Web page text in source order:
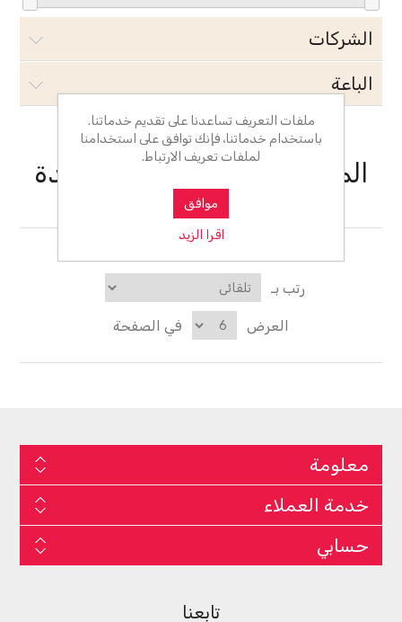
الشركات
الباعة
المحفزات والعوامل المساعدة
الكيميائية
رتب بـ
العرض في الصفحة
معلومة
خدمة العملاء
حسابي
تابعنا
ملفات التعريف تساعدنا على تقديم خدماتنا.
باستخدام خدماتنا، فإنك توافق على استخدامنا
لملفات تعريف الارتباط.
موافق
اقرا الزيد